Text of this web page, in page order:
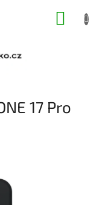
17 Pro